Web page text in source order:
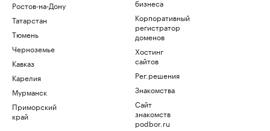
Ростов-на-Дону
Татарстан
Тюмень
Черноземье
Кавказ
Карелия
Мурманск
Приморский
край
бизнеса
Корпоративный
регистратор
доменов
Хостинг
сайтов
Рег.решения
Знакомства
Сайт
знакомств
podbor.ru